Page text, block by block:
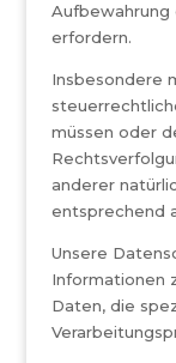
Aufbewahrung
erfordern.
Insbesondere
müssen oder
anderer
entsprechend
Unsere
Informationen
Daten, die